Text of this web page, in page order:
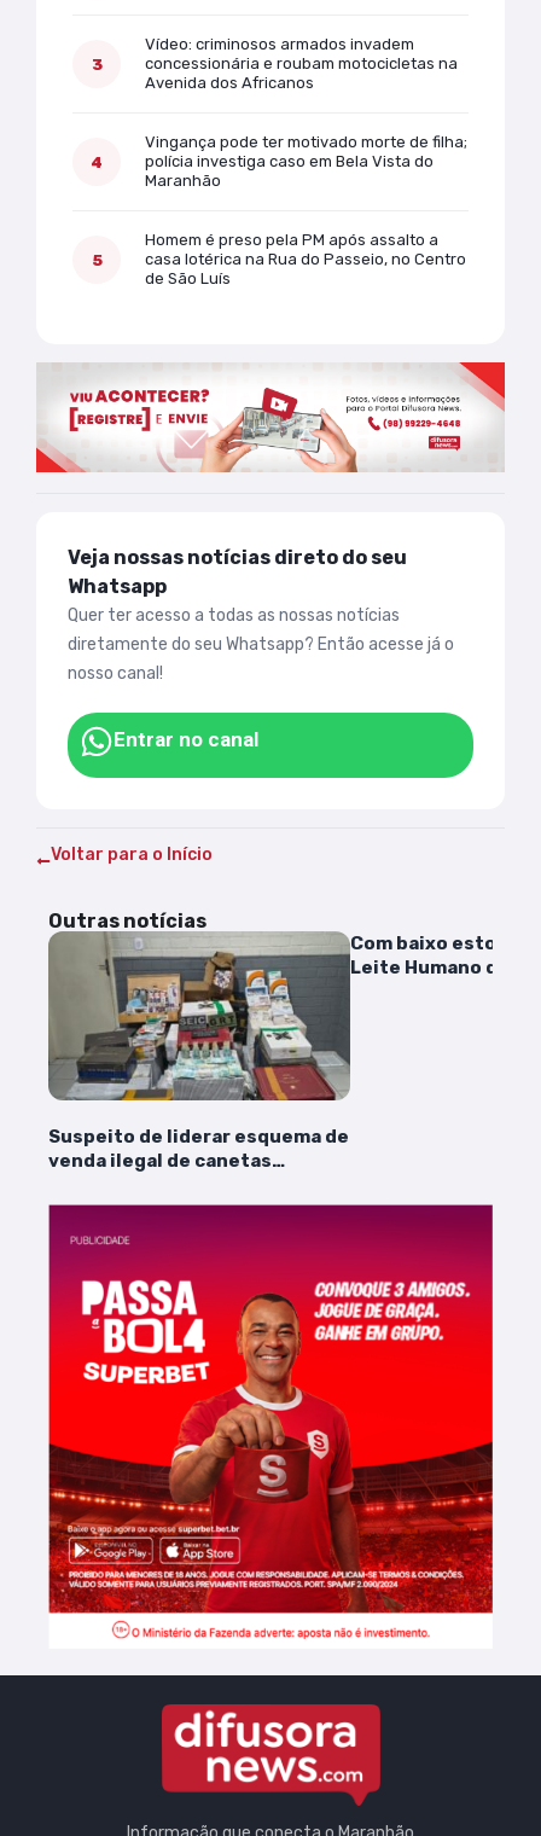
Vídeo: criminosos armados invadem
concessionária e roubam motocicletas na
Avenida dos Africanos
Vingança pode ter motivado morte de filha;
polícia investiga caso em Bela Vista do
Maranhão
Homem é preso pela PM após assalto a
casa lotérica na Rua do Passeio, no Centro
de São Luís
Veja nossas notícias direto do seu
Whatsapp
Quer ter acesso a todas as nossas notícias
diretamente do seu Whatsapp? Então acesse já o
nosso canal!
Entrar no canal
Voltar para o Início
Outras notícias
Suspeito de liderar esquema de
venda ilegal de canetas
Grande São Luís
Com baixo estoque,
Leite Humano do